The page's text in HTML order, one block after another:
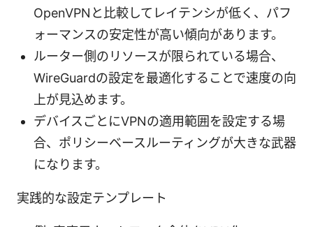
OpenVPNと比較してレイテンシが低く、パフ
ォーマンスの安定性が高い傾向があります。
ルーター側のリソースが限られている場合、
WireGuardの設定を最適化することで速度の向
上が見込めます。
デバイスごとにVPNの適用範囲を設定する場
合、ポリシーベースルーティングが大きな武器
になります。
実践的な設定テンプレート